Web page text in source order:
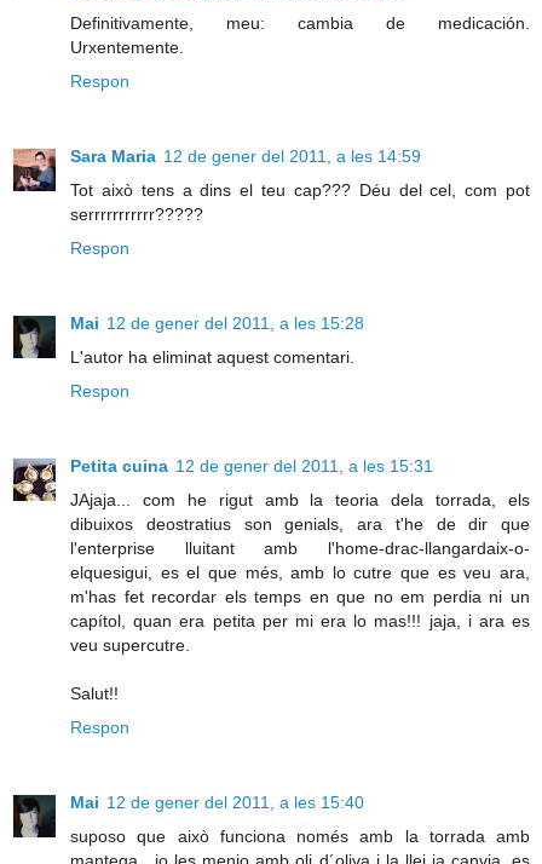
Definitivamente, meu: cambia de medicación.
Urxentemente.
Respon
Sara Maria 12 de gener del 2011, a les 14:59
Tot això tens a dins el teu cap??? Déu del cel, com pot
serrrrrrrrrrr?????
Respon
Mai 12 de gener del 2011, a les 15:28
L'autor ha eliminat aquest comentari.
Respon
Petita cuina 12 de gener del 2011, a les 15:31
JAjaja... com he rigut amb la teoria dela torrada, els
dibuixos deostratius son genials, ara t'he de dir que
l'enterprise lluitant amb l'home-drac-llangardaix-o-
elquesigui, es el que més, amb lo cutre que es veu ara,
m'has fet recordar els temps en que no em perdia ni un
capítol, quan era petita per mi era lo mas!!! jaja, i ara es
veu supercutre.
Salut!!
Respon
Mai 12 de gener del 2011, a les 15:40
suposo que això funciona només amb la torrada amb
mantega , jo les menjo amb oli d´oliva i la llei ja canvia, es